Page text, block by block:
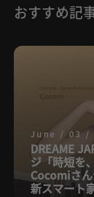
おすすめ記
June / 03 /
DREAME
ジ「時短を
Cocomiさ
新スマート